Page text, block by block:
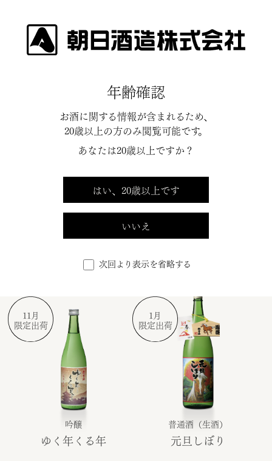
大吟醸 熟成酒 轍
9月
限定出荷
得月
11月
限定出荷
吟醸
ゆく年くる年
1月
限定出荷
普通酒（生酒）
元旦しぼり
年齢確認
お酒に関する情報が含まれるため、
20歳以上の方のみ閲覧可能です。
あなたは20歳以上ですか？
はい、20歳以上です
いいえ
次回より表示を省略する